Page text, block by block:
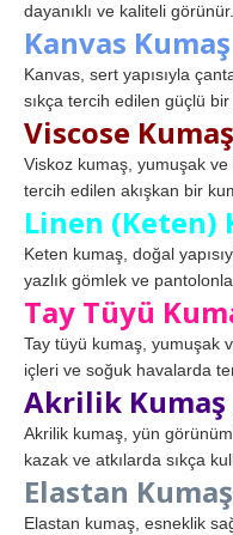
dayanıklı ve kaliteli görünür.
Kanvas
Kanvas, sert yapısıyla
sıkça tercih edilen güçlü bir
Viscose
Viskoz kumaş, yumuşak ve
tercih edilen akışkan bir
Linen (Keten)
Keten kumaş, doğal
yazlık gömlek ve
Tay Tüyü
Tay tüyü kumaş, yumuşak
içleri ve soğuk havalarda
Akrilik Kumaş
Akrilik kumaş, yün
kazak ve atkılarda sıkça
Elastan
Elastan kumaş, esneklik